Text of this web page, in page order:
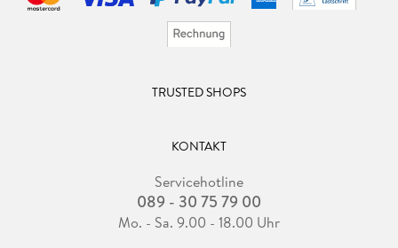
TRUSTED SHOPS
KONTAKT
Servicehotline
089 - 30 75 79 00
Mo. - Sa. 9.00 - 18.00 Uhr